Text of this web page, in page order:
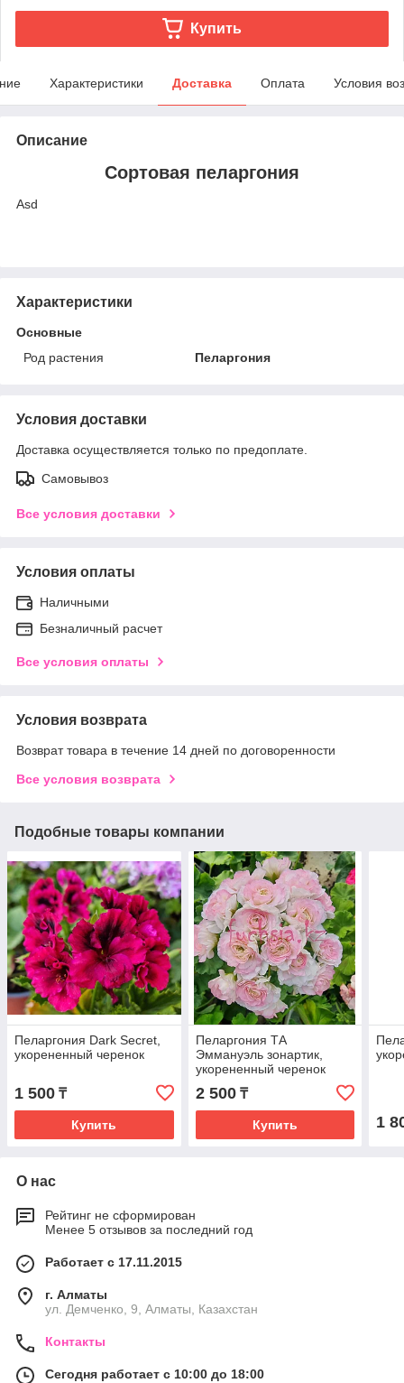
Купить
Характеристики Доставка Оплата Условия
Описание
Сортовая пеларгония
Asd
Характеристики
Основные
Род растения
Пеларгония
Условия доставки
Доставка осуществляется только по предоплате.
Самовывоз
Все условия доставки
Условия оплаты
Наличными
Безналичный расчет
Все условия оплаты
Условия возврата
Возврат товара в течение 14 дней по договоренности
Все условия возврата
Подобные товары компании
Пеларгония Dark Secret,
укорененный черенок
1 500 ₸
Купить
Пеларгония ТА
Эммануэль зонартик,
укорененный черенок
2 500₸
Купить 1
О нас
Рейтинг не сформирован
Менее 5 отзывов за последний год
Работает с 17.11.2015
г. Алматы
ул. Демченко, 9, Алматы, Казахстан
Контакты
Сегодня работает с 10:00 до 18:00